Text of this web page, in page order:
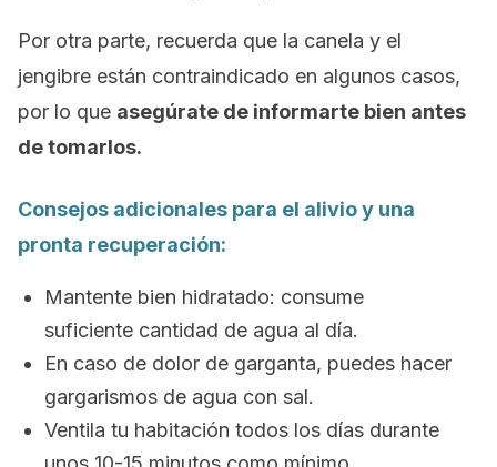
Por otra parte, recuerda que la canela y el
jengibre están contraindicado en algunos casos,
por lo que asegúrate de informarte bien antes
de tomarlos.
Consejos adicionales para el alivio y una
pronta recuperación:
Mantente bien hidratado: consume
suficiente cantidad de agua al día.
En caso de dolor de garganta, puedes hacer
gargarismos de agua con sal.
Ventila tu habitación todos los días durante